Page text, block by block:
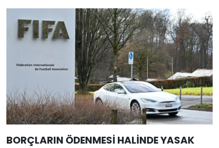
BORÇLARIN ÖDENMESİ HALİNDE YASAK